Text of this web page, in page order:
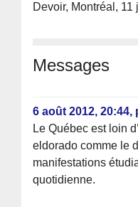
Devoir, Montréal, 11
Messages
6 août 2012, 20:44,
Le Québec est loin
eldorado comme le
manifestations
quotidienne.